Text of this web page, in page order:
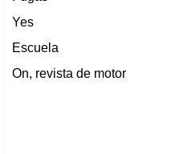
Yes
Escuela
On, revista de motor